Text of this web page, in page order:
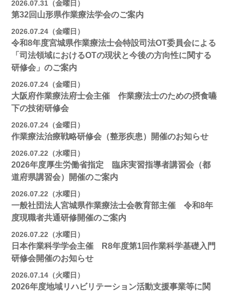
2026.07.31（金曜日）
第32回山形県作業療法学会のご案内
2026.07.24（金曜日）
令和8年度宮城県作業療法士会特設司法OT委員会による
「司法領域におけるOTの現状と今後の方向性に関する
研修会」のご案内
2026.07.24（金曜日）
大阪府作業療法府士会主催 作業療法士のための摂食嚥
下の技術研修会
2026.07.24（金曜日）
作業療法治療戦略研修会（整形疾患）開催のお知らせ
2026.07.22（水曜日）
2026年度厚生労働省指定 臨床実習指導者講習会（都
道府県講習会）開催のご案内
2026.07.22（水曜日）
一般社団法人宮城県作業療法士会教育部主催 令和8年
度現職者共通研修開催のご案内
2026.07.22（水曜日）
日本作業科学学会主催 R8年度第1回作業科学基礎入門
研修会開催のお知らせ
2026.07.14（火曜日）
2026年度地域リハビリテーション活動支援事業等に関